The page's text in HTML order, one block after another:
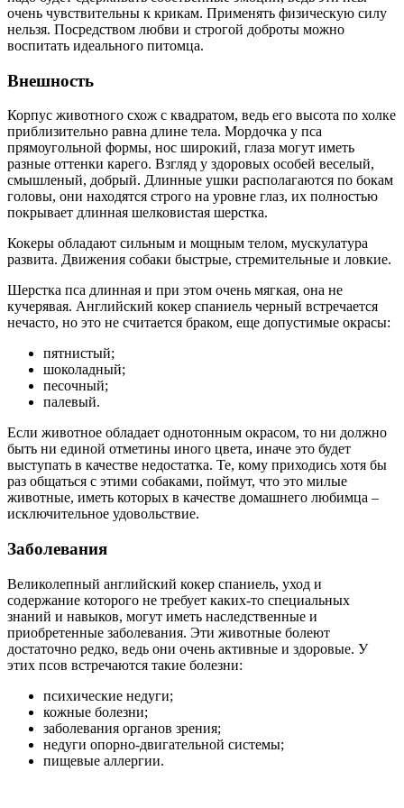
очень чувствительны к крикам. Применять физическую силу
нельзя. Посредством любви и строгой доброты можно
воспитать идеального питомца.
Внешность
Корпус животного схож с квадратом, ведь его высота по холке
приблизительно равна длине тела. Мордочка у пса
прямоугольной формы, нос широкий, глаза могут иметь
разные оттенки карего. Взгляд у здоровых особей веселый,
смышленый, добрый. Длинные ушки располагаются по бокам
головы, они находятся строго на уровне глаз, их полностью
покрывает длинная шелковистая шерстка.
Кокеры обладают сильным и мощным телом, мускулатура
развита. Движения собаки быстрые, стремительные и ловкие.
Шерстка пса длинная и при этом очень мягкая, она не
кучерявая. Английский кокер спаниель черный встречается
нечасто, но это не считается браком, еще допустимые окрасы:
пятнистый;
шоколадный;
песочный;
палевый.
Если животное обладает однотонным окрасом, то ни должно
быть ни единой отметины иного цвета, иначе это будет
выступать в качестве недостатка. Те, кому приходись хотя бы
раз общаться с этими собаками, поймут, что это милые
животные, иметь которых в качестве домашнего любимца –
исключительное удовольствие.
Заболевания
Великолепный английский кокер спаниель, уход и
содержание которого не требует каких-то специальных
знаний и навыков, могут иметь наследственные и
приобретенные заболевания. Эти животные болеют
достаточно редко, ведь они очень активные и здоровые. У
этих псов встречаются такие болезни:
психические недуги;
кожные болезни;
заболевания органов зрения;
недуги опорно-двигательной системы;
пищевые аллергии.